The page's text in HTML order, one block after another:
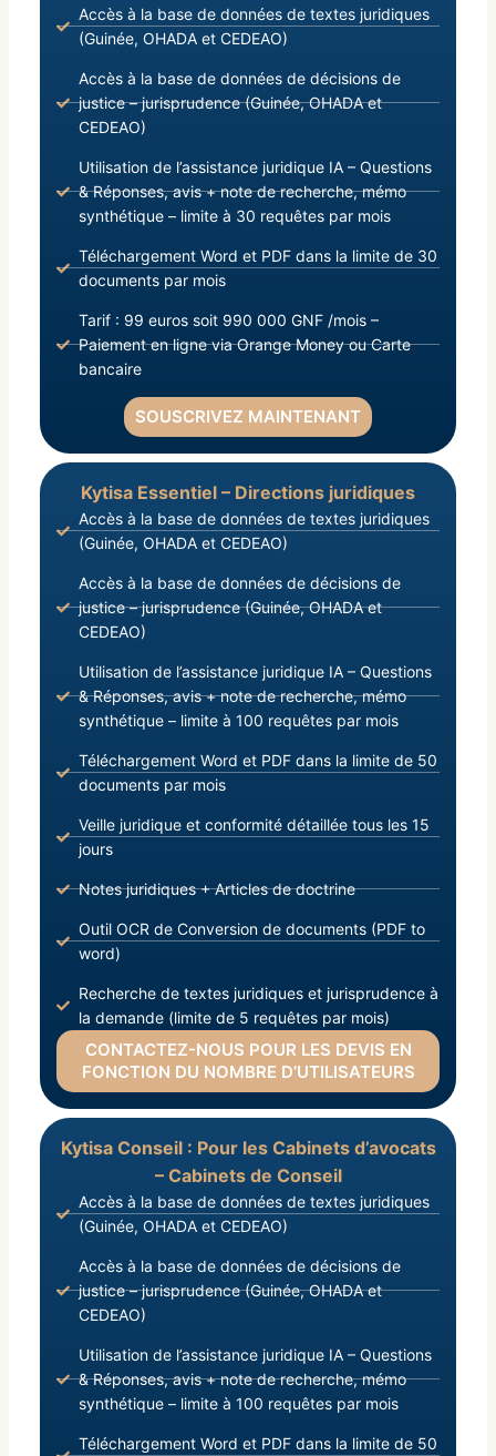
Accès à la base de données de textes juridiques
(Guinée, OHADA et CEDEAO)
Accès à la base de données de décisions de
justice – jurisprudence (Guinée, OHADA et
CEDEAO)
Utilisation de l’assistance juridique IA – Questions
& Réponses, avis + note de recherche, mémo
synthétique – limite à 30 requêtes par mois
Téléchargement Word et PDF dans la limite de 30
documents par mois
Tarif : 99 euros soit 990 000 GNF /mois –
Paiement en ligne via Orange Money ou Carte
bancaire
SOUSCRIVEZ MAINTENANT
Kytisa Essentiel – Directions juridiques
Accès à la base de données de textes juridiques
(Guinée, OHADA et CEDEAO)
Accès à la base de données de décisions de
justice – jurisprudence (Guinée, OHADA et
CEDEAO)
Utilisation de l’assistance juridique IA – Questions
& Réponses, avis + note de recherche, mémo
synthétique – limite à 100 requêtes par mois
Téléchargement Word et PDF dans la limite de 50
documents par mois
Veille juridique et conformité détaillée tous les 15
jours
Notes juridiques + Articles de doctrine
Outil OCR de Conversion de documents (PDF to
word)
Recherche de textes juridiques et jurisprudence à
la demande (limite de 5 requêtes par mois)
CONTACTEZ-NOUS POUR LES DEVIS EN
FONCTION DU NOMBRE D’UTILISATEURS
Kytisa Conseil : Pour les Cabinets d’avocats
– Cabinets de Conseil
Accès à la base de données de textes juridiques
(Guinée, OHADA et CEDEAO)
Accès à la base de données de décisions de
justice – jurisprudence (Guinée, OHADA et
CEDEAO)
Utilisation de l’assistance juridique IA – Questions
& Réponses, avis + note de recherche, mémo
synthétique – limite à 100 requêtes par mois
Téléchargement Word et PDF dans la limite de 50